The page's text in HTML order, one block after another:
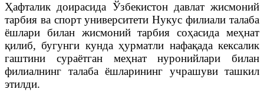
Ҳафталик доирасида Ўзбекистон давлат жисмоний
тарбия ва спорт университети Нукус филиали талаба
ёшлари билан жисмоний тарбия соҳасида меҳнат
қилиб, бугунги кунда ҳурматли нафақада кексалик
гаштини сураётган меҳнат нуронийлари билан
филиалнинг талаба ёшларининг учрашуви ташкил
этилди.